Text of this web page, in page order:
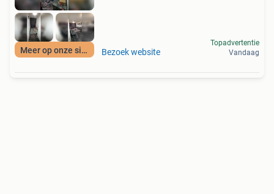
Meer op onze site Bezoek website
Topadvertentie
Vandaag